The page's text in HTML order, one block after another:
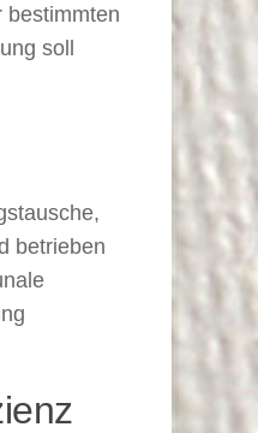
bestimmten
soll
betrieben